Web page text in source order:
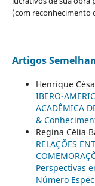
(com reconhecimento
Artigos
Henrique
IBERO-
ACADÊMICA
&
Regina Célia
RELAÇÕES
Perspectivas
Número